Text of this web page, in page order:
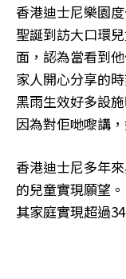
香港迪士尼樂園
聖誕到訪大口環
面，認為當看到
家人開心分享的
黑雨生效好多設
因為對佢哋嚟講
香港迪士尼多年
的兒童實現願望
其家庭實現超過